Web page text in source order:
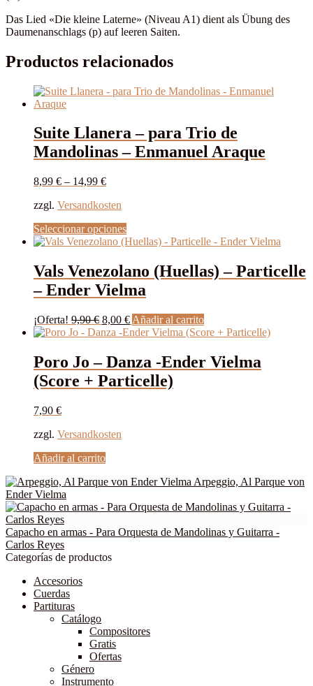
Das Lied «Die kleine Laterne» (Niveau A1) dient als Übung des
Daumenanschlags (p) auf leeren Saiten.
Productos relacionados
Suite Llanera – para Trio de
Mandolinas – Enmanuel Araque
8,99 € – 14,99 €
zzgl. Versandkosten
Seleccionar opcionesEste
producto
múltiples
variantes.
Las
se
pueden
elegir
la
página
de
Vals Venezolano (Huellas) – Particelle
– Ender Vielma
¡Oferta! 9,90€ El
precio
era:
9,90 €.
8,00 €El
precio
8,00 €.
Añadir al carrito
Poro Jo – Danza -Ender Vielma
(Score + Particelle)
7,90 €
zzgl. Versandkosten
Añadir al carrito
Arpeggio, Al Parque von
Ender Vielma
Capacho en armas - Para Orquesta de Mandolinas y Guitarra -
Carlos Reyes
Categorías de productos
Accesorios
Cuerdas
Partituras
Catálogo
Compositores
Gratis
Ofertas
Género
Instrumento